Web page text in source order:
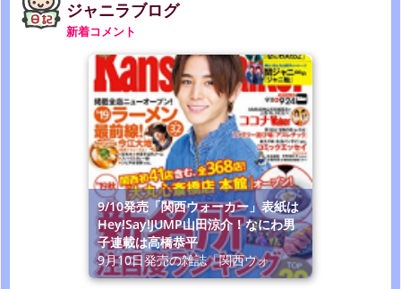
ジャニラブログ
新着コメント
9/10発売「関西ウォーカー」表紙は
Hey!Say!JUMP山田涼介！なにわ男
子連載は高橋恭平
9月10日発売の雑誌「関西ウォ